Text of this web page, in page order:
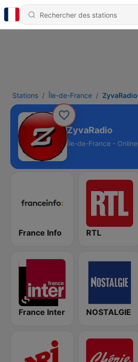
Stations Île-de-France ZyvaRadio
ZyvaRadio
Île-de-France - Online
France Info RTL
France Inter NOSTALGIE